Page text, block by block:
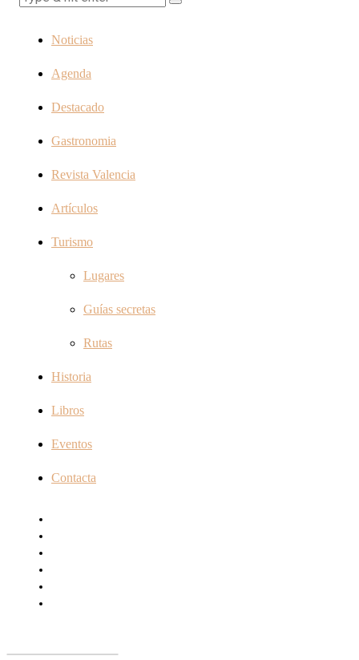
Noticias
Agenda
Destacado
Gastronomia
Revista Valencia
Artículos
Turismo
Lugares
Guías secretas
Rutas
Historia
Libros
Eventos
Contacta